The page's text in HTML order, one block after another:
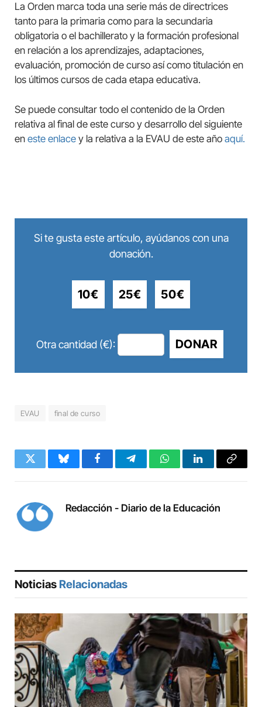
La Orden marca toda una serie más de directrices
tanto para la primaria como para la secundaria
obligatoria o el bachillerato y la formación profesional
en relación a los aprendizajes, adaptaciones,
evaluación, promoción de curso así como titulación en
los últimos cursos de cada etapa educativa.
Se puede consultar todo el contenido de la Orden
relativa al final de este curso y desarrollo del siguiente
en este enlace y la relativa a la EVAU de este año aquí.
Si te gusta este artículo, ayúdanos con una
donación.
10€ 25€ 50€
Otra cantidad (€): DONAR
EVAU final de curso
Twitter BlueskyFacebookTelegramWhatsAppLinkedInCopy
Redacción - Diario de la Educación
Noticias Relacionadas